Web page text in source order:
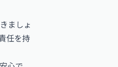
ましょ
任を持